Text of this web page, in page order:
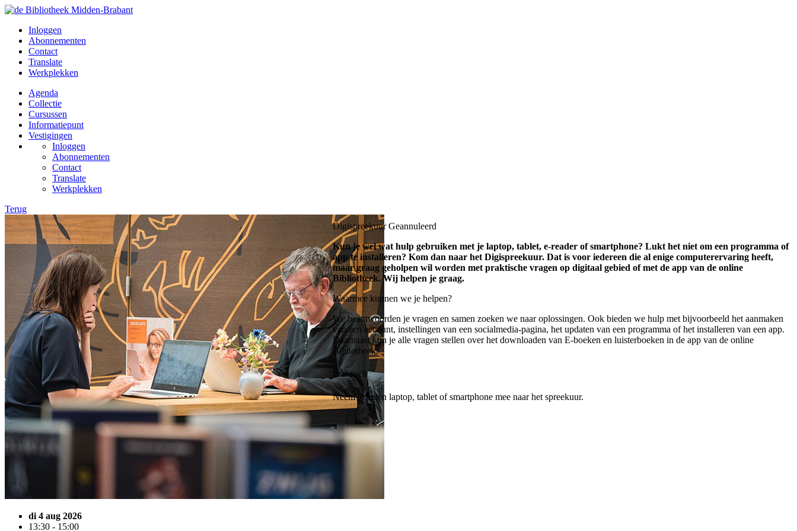
Inloggen
Abonnementen
Contact
Translate
Werkplekken
Agenda
Collectie
Cursussen
Informatiepunt
Vestigingen
Inloggen
Abonnementen
Contact
Translate
Werkplekken
Terug
di 4 aug 2026
13:30 - 15:00
DigispreekuurGeannuleerd
Kun je wel wat hulp gebruiken met je laptop, tablet, e-reader of smartphone? Lukt het niet om een programma of
app te installeren? Kom dan naar het Digispreekuur. Dat is voor iedereen die al enige computerervaring heeft,
maar graag geholpen wil worden met praktische vragen op digitaal gebied of met de app van de online
Bibliotheek. Wij helpen je graag.
Waarmee kunnen we je helpen?
We beantwoorden je vragen en samen zoeken we naar oplossingen. Ook bieden we hulp met bijvoorbeeld het aanmaken
van een account, instellingen van een socialmedia-pagina, het updaten van een programma of het installeren van een app.
Daarnaast kun je alle vragen stellen over het downloaden van E-boeken en luisterboeken in de app van de online
Bibliotheek.
Praktisch
Neem je eigen laptop, tablet of smartphone mee naar het spreekuur.